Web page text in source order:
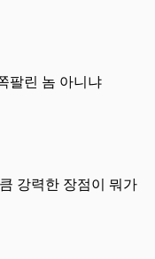
팔린 놈 아니냐
강력한 장점이 뭐가